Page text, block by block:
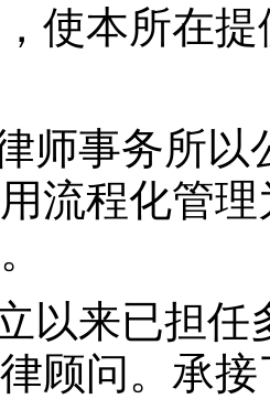
使本所在
师事务所
流程化管
以来已担任
顾问。承